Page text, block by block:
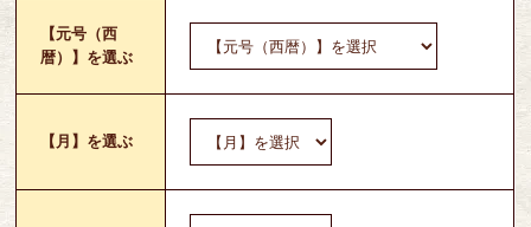
【元号（西
暦）】を選ぶ
【月】を選ぶ